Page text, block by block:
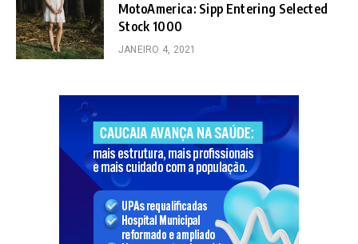
MotoAmerica: Sipp Entering Selected
Stock 1000
JANEIRO 4, 2021